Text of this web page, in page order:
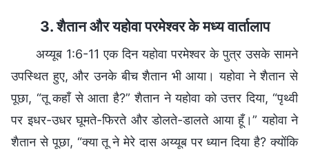
3. शैतान और यहोवा परमेश्वर के मध्य वार्तालाप
अय्यूब 1:6-11 एक दिन यहोवा परमेश्वर के पुत्र उसके सामने
उपस्थित हुए, और उनके बीच शैतान भी आया। यहोवा ने शैतान से
पूछा, “तू कहाँ से आता है?” शैतान ने यहोवा को उत्तर दिया, “पृथ्वी
पर इधर-उधर घूमते-फिरते और डोलते-डालते आया हूँ।” यहोवा ने
शैतान से पूछा, “क्या तू ने मेरे दास अय्यूब पर ध्यान दिया है? क्योंकि